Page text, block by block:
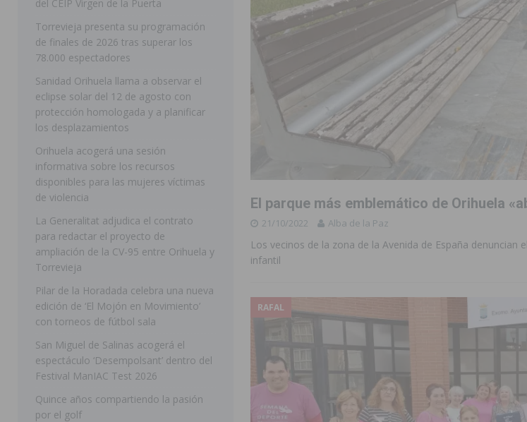
[ 05/08/2026 ] La Guardia Civil detiene a un hombre en Torrevieja tras ser sorprendido con un arma de
TORREVIEJA
El Hospital Vega Baja disminuye desde 2023 un 75% la demora quirúrgica de los pacientes
ORIHUELA
[ 05/08/2026 ]
La Policía Local de Rojales pone a disposición judicial a un conductor por conducir bajo los
ROJALES
[ 05/08/2026 ] Bigastro celebra hoy el tercer día de vaquillas dentro de sus Fiestas Patronales en honor a
[ 05/08/2026 ] El pulso urbano de JC Reyes desembarca en Torrevieja de la mano de La Trend Festival
[ 04/08/2026 ] Incendio de matorrales en Albatera moviliza medios terrestres y aéreos
COMARCA
Los Montesinos clausura con éxito el curso de Monitor de Comedor Escolar, Aula Matinal y
Programa Integra
MONTESINOS
[ 05/08/2026 ]
Orihuela ultima diferentes soluciones para garantizar la seguridad y la continuidad
[ 05/08/2026 ] Torrevieja presenta su programación de finales de 2026 tras superar los 78.000
Sanidad Orihuela llama a observar el eclipse solar del 12 de agosto con protección
los desplazamientos
El parque más emblemático de Orihuela
21/10/2022 Alba de la Paz
Los vecinos de la zona de la Avenida de España denuncian
infantil
RAFAL
del CEIP Virgen de la Puerta
Torrevieja presenta su programación
de finales de 2026 tras superar los
78.000 espectadores
Sanidad Orihuela llama a observar el
eclipse solar del 12 de agosto con
protección homologada y a planificar
los desplazamientos
Orihuela acogerá una sesión
informativa sobre los recursos
disponibles para las mujeres víctimas
de violencia
La Generalitat adjudica el contrato
para redactar el proyecto de
ampliación de la CV-95 entre Orihuela y
Torrevieja
Pilar de la Horadada celebra una nueva
edición de ‘El Mojón en Movimiento’
con torneos de fútbol sala
San Miguel de Salinas acogerá el
espectáculo ‘Desempolsant’ dentro del
Festival ManIAC Test 2026
Quince años compartiendo la pasión
por el golf